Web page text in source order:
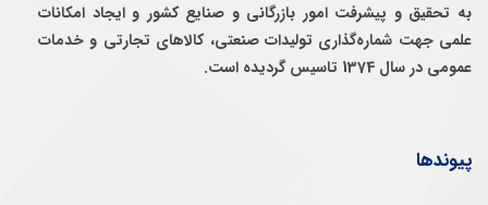
به تحقيق و پيشرفت امور بازرگانی و صنايع كشور و ايجاد امكانات
علمی جهت شماره‌گذاری توليدات صنعتی، كالاهای تجارتی و خدمات
عمومی در سال 1374 تاسيس گرديده است.
پیوندها